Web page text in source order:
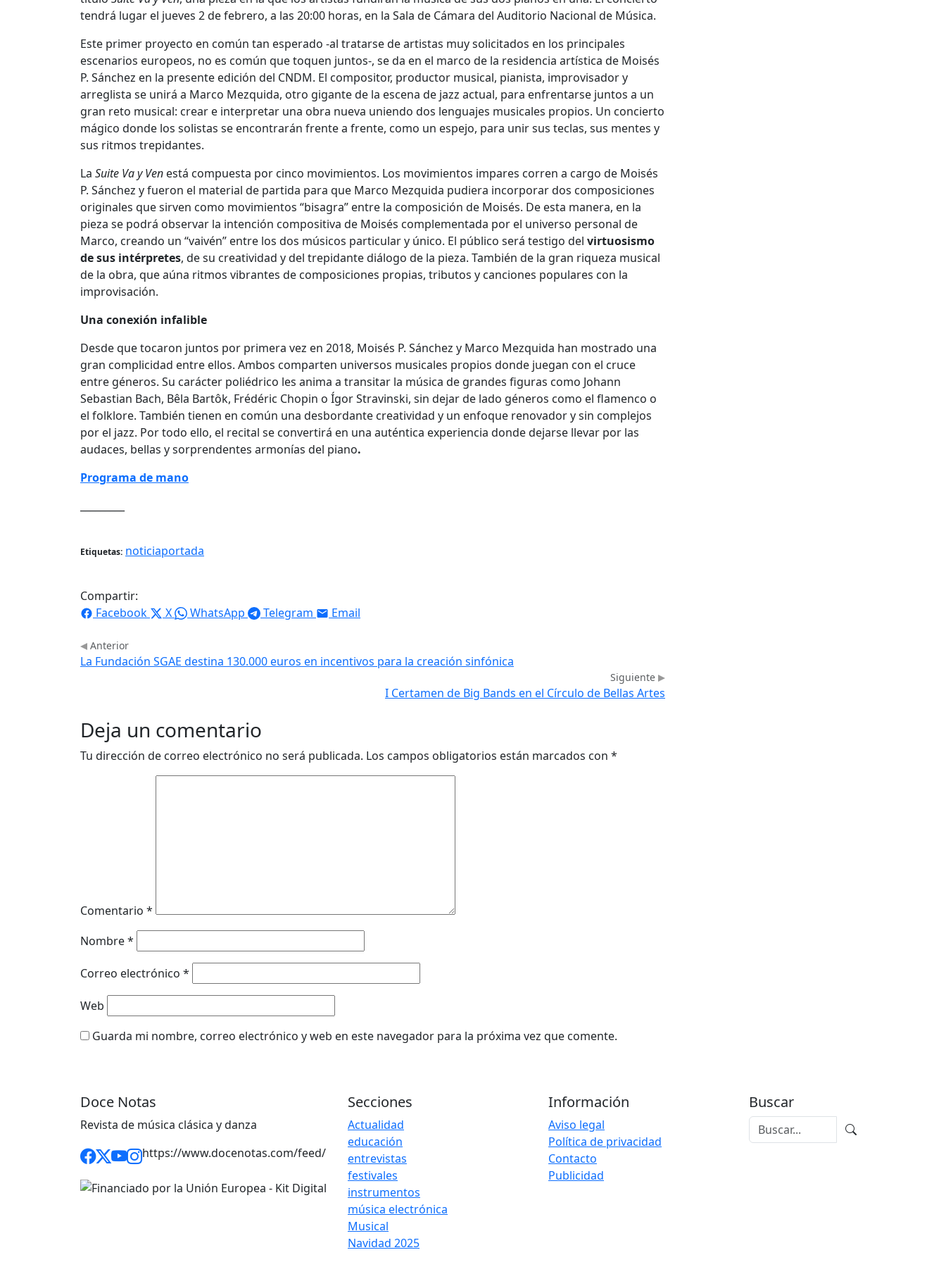
tendrá lugar el jueves 2 de febrero, a las 20:00 horas, en la Sala de Cámara del Auditorio Nacional de Música.
Este primer proyecto en común tan esperado -al tratarse de artistas muy solicitados en los principales
escenarios europeos, no es común que toquen juntos-, se da en el marco de la residencia artística de Moisés
P. Sánchez en la presente edición del CNDM. El compositor, productor musical, pianista, improvisador y
arreglista se unirá a Marco Mezquida, otro gigante de la escena de jazz actual, para enfrentarse juntos a un
gran reto musical: crear e interpretar una obra nueva uniendo dos lenguajes musicales propios. Un concierto
mágico donde los solistas se encontrarán frente a frente, como un espejo, para unir sus teclas, sus mentes y
sus ritmos trepidantes.
La Suite Va y Ven está compuesta por cinco movimientos. Los movimientos impares corren a cargo de Moisés
P. Sánchez y fueron el material de partida para que Marco Mezquida pudiera incorporar dos composiciones
originales que sirven como movimientos “bisagra” entre la composición de Moisés. De esta manera, en la
pieza se podrá observar la intención compositiva de Moisés complementada por el universo personal de
Marco, creando un “vaivén” entre los dos músicos particular y único. El público será testigo del virtuosismo
de sus intérpretes, de su creatividad y del trepidante diálogo de la pieza. También de la gran riqueza musical
de la obra, que aúna ritmos vibrantes de composiciones propias, tributos y canciones populares con la
improvisación.
Una conexión infalible
Desde que tocaron juntos por primera vez en 2018, Moisés P. Sánchez y Marco Mezquida han mostrado una
gran complicidad entre ellos. Ambos comparten universos musicales propios donde juegan con el cruce
entre géneros. Su carácter poliédrico les anima a transitar la música de grandes figuras como Johann
Sebastian Bach, Bêla Bartôk, Frédéric Chopin o Ígor Stravinski, sin dejar de lado géneros como el flamenco o
el folklore. También tienen en común una desbordante creatividad y un enfoque renovador y sin complejos
por el jazz. Por todo ello, el recital se convertirá en una auténtica experiencia donde dejarse llevar por las
audaces, bellas y sorprendentes armonías del piano.
Programa de mano
Etiquetas: noticiaportada
Compartir:
Facebook
X WhatsApp Telegram Email
Anterior
La Fundación SGAE destina 130.000 euros en incentivos para la creación sinfónica
Siguiente
I Certamen de Big Bands en el Círculo de Bellas Artes
Deja un comentario
Tu dirección de correo electrónico no será publicada. Los campos obligatorios están marcados con *
Comentario *
Nombre*
Correo electrónico *
Web
Guarda mi nombre, correo electrónico y web en este navegador para la próxima vez que comente.
Doce Notas
Revista de música clásica y danza
https://www.docenotas.com/feed/
Secciones
Actualidad
educación
entrevistas
festivales
instrumentos
música electrónica
Musical
Navidad 2025
Información
Aviso legal
Política de privacidad
Contacto
Publicidad
Buscar